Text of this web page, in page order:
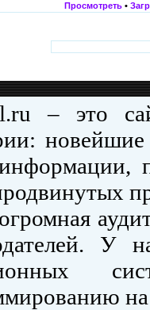
Просмотреть •
– это
У